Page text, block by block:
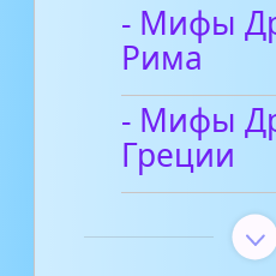
- Мифы
Рима
- Мифы
Греции